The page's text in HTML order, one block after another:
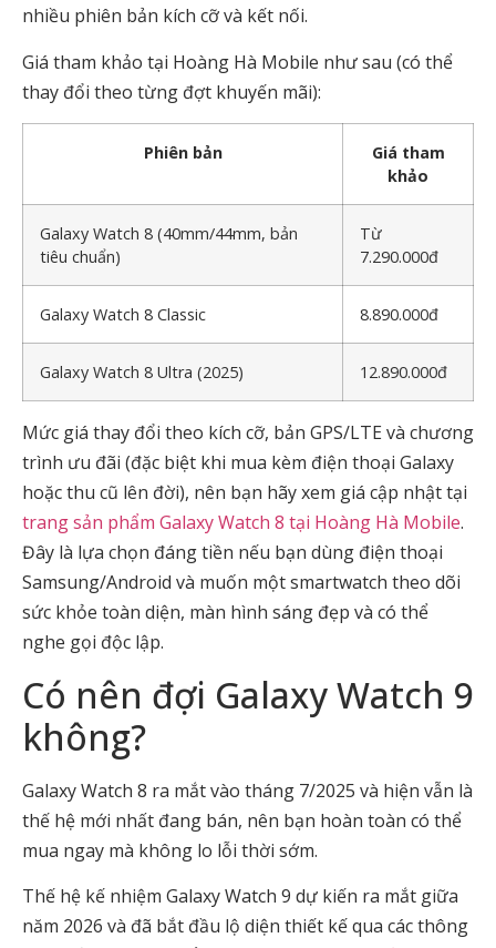
nhiều phiên bản kích cỡ và kết nối.
Giá tham khảo tại Hoàng Hà Mobile như sau (có thể
thay đổi theo từng đợt khuyến mãi):
Phiên bản
Giá tham
khảo
Galaxy Watch 8 (40mm/44mm, bản
tiêu chuẩn)
Từ
7.290.000đ
Galaxy Watch 8 Classic 8.890.000đ
Galaxy Watch 8 Ultra (2025) 12.890.000đ
Mức giá thay đổi theo kích cỡ, bản GPS/LTE và chương
trình ưu đãi (đặc biệt khi mua kèm điện thoại Galaxy
hoặc thu cũ lên đời), nên bạn hãy xem giá cập nhật tại
trang sản phẩm Galaxy Watch 8 tại Hoàng Hà Mobile.
Đây là lựa chọn đáng tiền nếu bạn dùng điện thoại
Samsung/Android và muốn một smartwatch theo dõi
sức khỏe toàn diện, màn hình sáng đẹp và có thể
nghe gọi độc lập.
Có nên đợi Galaxy Watch 9
không?
Galaxy Watch 8 ra mắt vào tháng 7/2025 và hiện vẫn là
thế hệ mới nhất đang bán, nên bạn hoàn toàn có thể
mua ngay mà không lo lỗi thời sớm.
Thế hệ kế nhiệm Galaxy Watch 9 dự kiến ra mắt giữa
năm 2026 và đã bắt đầu lộ diện thiết kế qua các thông